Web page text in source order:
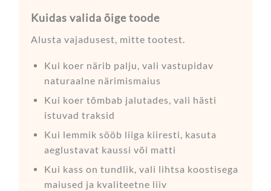
Kuidas valida õige toode
Alusta vajadusest, mitte tootest.
Kui koer närib palju, vali vastupidav
naturaalne närimismaius
Kui koer tõmbab jalutades, vali hästi
istuvad traksid
Kui lemmik sööb liiga kiiresti, kasuta
aeglustavat kaussi või matti
Kui kass on tundlik, vali lihtsa koostisega
maiused ja kvaliteetne liiv